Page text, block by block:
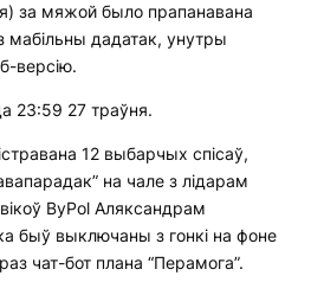
за мяжой было прапанавана
мабільны дадатак, унутры
версію.
23:59 27 траўня.
12 выбарчых спісаў,
на чале з лідарам
ByPol Аляксандрам
быў выключаны з гонкі на фоне
чат-бот плана “Перамога”.